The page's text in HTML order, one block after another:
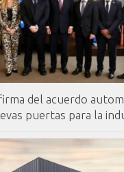
del acuerdo
puertas para la